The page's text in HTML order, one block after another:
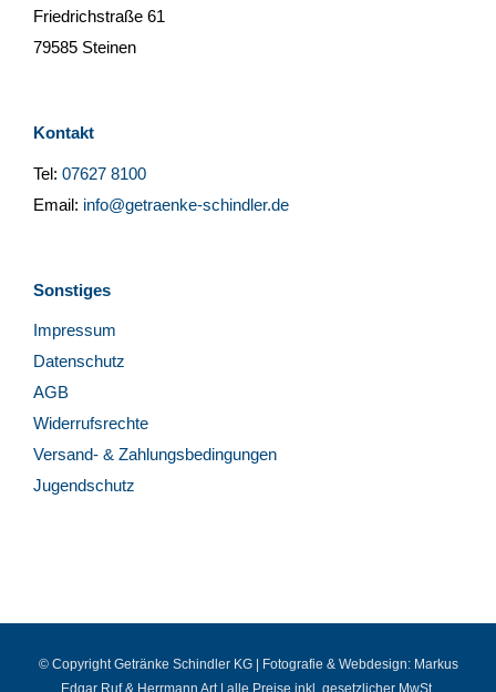
Friedrichstraße 61
79585 Steinen
Kontakt
Tel: 07627 8100
Email: info@getraenke-schindler.de
Sonstiges
Impressum
Datenschutz
AGB
Widerrufsrechte
Versand- & Zahlungsbedingungen
Jugendschutz
© Copyright Getränke Schindler KG | Fotografie & Webdesign: Markus
Edgar Ruf& Herrmann Art| alle Preise inkl. gesetzlicher MwSt.